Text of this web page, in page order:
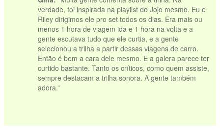
verdade, foi inspirada na playlist do Jojo mesmo. Eu e
Riley dirigimos ele pro set todos os dias. Era mais ou
menos 1 hora de viagem ida e 1 hora na volta e a
gente escutava tudo que ele curtia, e a gente
selecionou a trilha a partir dessas viagens de carro.
Então é bem a cara dele mesmo. E a galera parece ter
curtido bastante. Tanto os críticos, como quem assiste,
sempre destacam a trilha sonora. A gente também
adora.”